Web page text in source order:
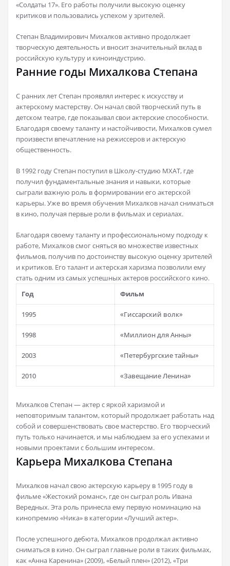
«Солдаты 17». Его работы получили высокую оценку
критиков и пользовались успехом у зрителей.
Степан Владимирович Михалков активно продолжает
творческую деятельность и вносит значительный вклад в
российскую культуру и киноиндустрию.
Ранние годы Михалкова Степана
С ранних лет Степан проявлял интерес к искусству и
актерскому мастерству. Он начал свой творческий путь в
детском театре, где показывал свои актерские способности.
Благодаря своему таланту и настойчивости, Михалков сумел
произвести впечатление на режиссеров и актерскую
общественность.
В 1992 году Степан поступил в Школу-студию МХАТ, где
получил фундаментальные знания и навыки, которые
сыграли важную роль в формировании его актерской
карьеры. Уже во время обучения Михалков начал сниматься
в кино, получая первые роли в фильмах и сериалах.
Благодаря своему таланту и профессиональному подходу к
работе, Михалков смог сняться во множестве известных
фильмов, получив по достоинству высокую оценку зрителей
и критиков. Его талант и актерская харизма позволили ему
стать одним из самых успешных актеров российского кино.
Год
Фильм
1995 «Гиссарский волк»
1998 «Миллион для Анны»
2003 «Петербургские тайны»
2010 «Завещание Ленина»
Михалков Степан — актер с яркой харизмой и
неповторимым талантом, который продолжает работать над
собой и совершенствовать свое мастерство. Его творческий
путь только начинается, и мы наблюдаем за его успехами и
новыми проектами с большим интересом.
Карьера Михалкова Степана
Михалков начал свою актерскую карьеру в 1995 году в
фильме «Жестокий романс», где он сыграл роль Ивана
Вередных. Эта роль принесла ему первую номинацию на
кинопремию «Ника» в категории «Лучший актер».
После успешного дебюта, Михалков продолжал активно
сниматься в кино. Он сыграл главные роли в таких фильмах,
как «Анна Каренина» (2009), «Белый плен» (2012), «Три